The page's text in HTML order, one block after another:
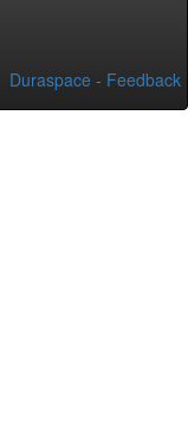
Duraspace - Feedback